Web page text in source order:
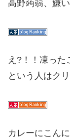
高野蒟蒻、嫌
え?！！凍った
という人はクリ
カレーにこん